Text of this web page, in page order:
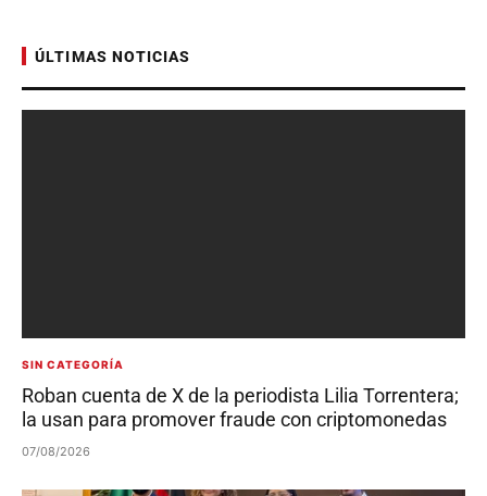
ÚLTIMAS NOTICIAS
SIN CATEGORÍA
Roban cuenta de X de la periodista Lilia Torrentera;
la usan para promover fraude con criptomonedas
07/08/2026